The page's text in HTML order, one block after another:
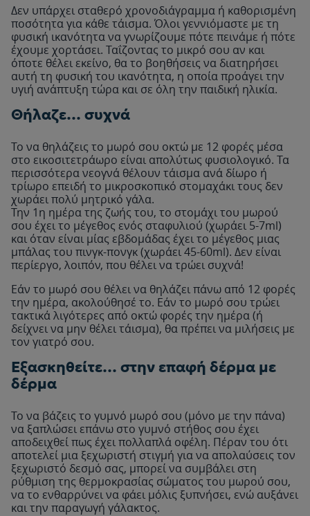
Δεν υπάρχει σταθερό χρονοδιάγραμμα ή καθορισμένη
ποσότητα για κάθε τάισμα. Όλοι γεννιόμαστε με τη
φυσική ικανότητα να γνωρίζουμε πότε πεινάμε ή πότε
έχουμε χορτάσει. Ταΐζοντας το μικρό σου αν και
όποτε θέλει εκείνο, θα το βοηθήσεις να διατηρήσει
αυτή τη φυσική του ικανότητα, η οποία προάγει την
υγιή ανάπτυξη τώρα και σε όλη την παιδική ηλικία.
Θήλαζε… συχνά
Το να θηλάζεις το μωρό σου οκτώ με 12 φορές μέσα
στο εικοσιτετράωρο είναι απολύτως φυσιολογικό. Τα
περισσότερα νεογνά θέλουν τάισμα ανά δίωρο ή
τρίωρο επειδή το μικροσκοπικό στομαχάκι τους δεν
χωράει πολύ μητρικό γάλα.
Την 1η ημέρα της ζωής του, το στομάχι του μωρού
σου έχει το μέγεθος ενός σταφυλιού (χωράει 5-7ml)
και όταν είναι μίας εβδομάδας έχει το μέγεθος μιας
μπάλας του πινγκ-πονγκ (χωράει 45-60ml). Δεν είναι
περίεργο, λοιπόν, που θέλει να τρώει συχνά!
Εάν το μωρό σου θέλει να θηλάζει πάνω από 12 φορές
την ημέρα, ακολούθησέ το. Εάν το μωρό σου τρώει
τακτικά λιγότερες από οκτώ φορές την ημέρα (ή
δείχνει να μην θέλει τάισμα), θα πρέπει να μιλήσεις με
τον γιατρό σου.
Εξασκηθείτε… στην επαφή δέρμα με
δέρμα
Το να βάζεις το γυμνό μωρό σου (μόνο με την πάνα)
να ξαπλώσει επάνω στο γυμνό στήθος σου έχει
αποδειχθεί πως έχει πολλαπλά οφέλη. Πέραν του ότι
αποτελεί μια ξεχωριστή στιγμή για να απολαύσεις τον
ξεχωριστό δεσμό σας, μπορεί να συμβάλει στη
ρύθμιση της θερμοκρασίας σώματος του μωρού σου,
να το ενθαρρύνει να φάει μόλις ξυπνήσει, ενώ αυξάνει
και την παραγωγή γάλακτος.